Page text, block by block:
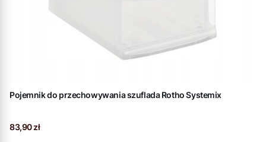
Pojemnik do przechowywania szuflada Rotho Systemix
Cena
83,90 zł